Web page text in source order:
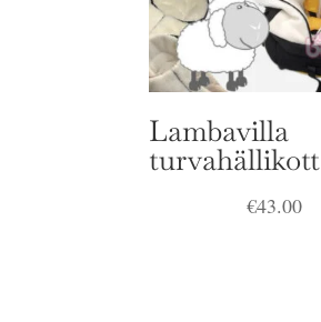
Lambavilla
turvahällikott
€43.00